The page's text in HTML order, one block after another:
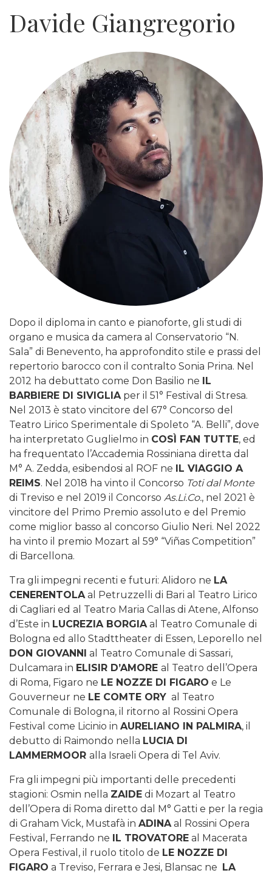
Davide Giangregorio
Dopo il diploma in canto e pianoforte, gli studi di
organo e musica da camera al Conservatorio “N.
Sala” di Benevento, ha approfondito stile e prassi del
repertorio barocco con il contralto Sonia Prina. Nel
2012 ha debuttato come Don Basilio ne IL
BARBIERE DI SIVIGLIA per il 51° Festival di Stresa.
Nel 2013 è stato vincitore del 67° Concorso del
Teatro Lirico Sperimentale di Spoleto “A. Belli”, dove
ha interpretato Guglielmo in COSÌ FAN TUTTE, ed
ha frequentato l’Accademia Rossiniana diretta dal
M° A. Zedda, esibendosi al ROF ne IL VIAGGIO A
REIMS. Nel 2018 ha vinto il Concorso Toti dal Monte
di Treviso e nel 2019 il Concorso As.Li.Co., nel 2021 è
vincitore del Primo Premio assoluto e del Premio
come miglior basso al concorso Giulio Neri. Nel 2022
ha vinto il premio Mozart al 59° “Viñas Competition”
di Barcellona.
Tra gli impegni recenti e futuri: Alidoro ne LA
CENERENTOLA al Petruzzelli di Bari al Teatro Lirico
di Cagliari ed al Teatro Maria Callas di Atene, Alfonso
d’Este in LUCREZIA BORGIA al Teatro Comunale di
Bologna ed allo Stadttheater di Essen, Leporello nel
DON GIOVANNI al Teatro Comunale di Sassari,
Dulcamara in ELISIR D’AMORE al Teatro dell’Opera
di Roma, Figaro ne LE NOZZE DI FIGARO e Le
Gouverneur ne LE COMTE ORY al Teatro
Comunale di Bologna, il ritorno al Rossini Opera
Festival come Licinio in AURELIANO IN PALMIRA, il
debutto di Raimondo nella LUCIA DI
LAMMERMOOR alla Israeli Opera di Tel Aviv.
Fra gli impegni più importanti delle precedenti
stagioni: Osmin nella ZAIDE di Mozart al Teatro
dell’Opera di Roma diretto dal M° Gatti e per la regia
di Graham Vick, Mustafà in ADINA al Rossini Opera
Festival, Ferrando ne IL TROVATORE al Macerata
Opera Festival, il ruolo titolo de LE NOZZE DI
FIGARO a Treviso, Ferrara e Jesi, Blansac ne LA